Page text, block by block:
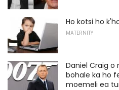
Ho kotsi ho
MATERNITY
Daniel Craig o
bohale ka ho
moemeli ea